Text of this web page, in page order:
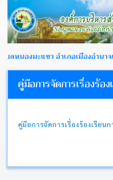
มะแซว อำเภอเมืองอำนาจเจริญ
คู่มือการจัดการเรื่องร้อ
คู่มือการจัดการเรื่องร้องเรียน
หน้า